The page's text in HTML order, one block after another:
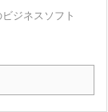
ジネスソフト